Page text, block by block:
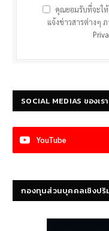
คุณยอมรับที่จะให้
แจ้งข่าวสารต่างๆ
SOCIAL MEDIAS ของเรา
YouTube
กองทุนส่วนบุคคลเชิงป